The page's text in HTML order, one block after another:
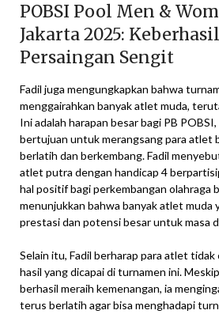
POBSI Pool Men &
Jakarta 2025:
Persaingan Sengit
Fadil juga mengungkapkan bahwa
menggairahkan banyak atlet muda,
Ini adalah harapan besar bagi PB
bertujuan untuk merangsang para atlet
berlatih dan berkembang. Fadil
atlet putra dengan handicap 4
hal positif bagi perkembangan olahraga
menunjukkan bahwa banyak atlet muda
prestasi dan potensi besar untuk masa
Selain itu, Fadil berharap para atlet
hasil yang dicapai di turnamen ini.
berhasil meraih kemenangan, ia
terus berlatih agar bisa menghadapi